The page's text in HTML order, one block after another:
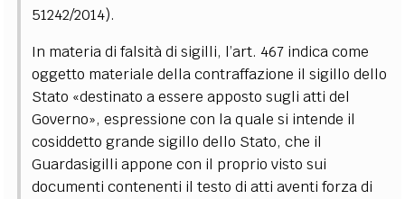
51242/2014).
In materia di falsità di sigilli, l’art. 467 indica come
oggetto materiale della contraffazione il sigillo dello
Stato «destinato a essere apposto sugli atti del
Governo», espressione con la quale si intende il
cosiddetto grande sigillo dello Stato, che il
Guardasigilli appone con il proprio visto sui
documenti contenenti il testo di atti aventi forza di